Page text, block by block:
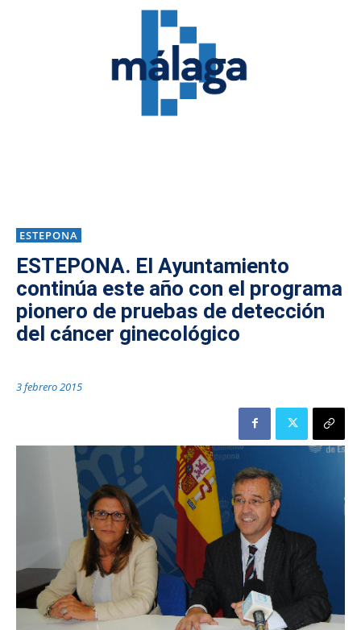
ESTEPONA
ESTEPONA. El Ayuntamiento
continúa este año con el programa
pionero de pruebas de detección
del cáncer ginecológico
3 febrero 2015